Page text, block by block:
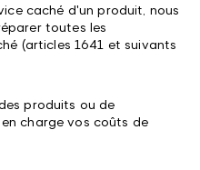
caché d'un produit, nous
toutes les
(articles 1641 et suivants
produits ou de
charge vos coûts de